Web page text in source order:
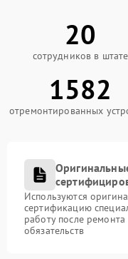
20
сотрудников в штате
1582
отремонтированных
Используются
сертификацию
работу после
обязательств